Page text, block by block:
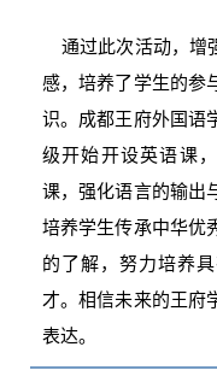
通过此次活动，增
感，培养了学生的参
识。成都王府外国语
级开始开设英语课
课，强化语言的输出
培养学生传承中华优
的了解，努力培养
才。相信未来的王府
表达。